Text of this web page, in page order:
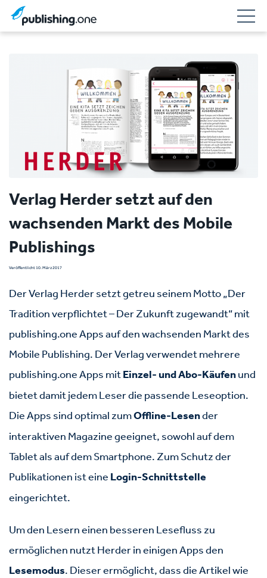
Verlag Herder setzt auf den
wachsenden Markt des Mobile
Publishings
Veröffentlicht 10. März 2017
Der Verlag Herder setzt getreu seinem Motto „Der
Tradition verpflichtet – Der Zukunft zugewandt“ mit
publishing.one Apps auf den wachsenden Markt des
Mobile Publishing. Der Verlag verwendet mehrere
publishing.one Apps mitEinzel- und Abo-Käufenund
bietet damit jedem Leser die passende Leseoption.
Die Apps sind optimal zumOffline-Lesender
interaktiven Magazine geeignet, sowohl auf dem
Tablet als auf dem Smartphone. Zum Schutz der
Publikationen ist eine Login-Schnittstelle
eingerichtet.
Um den Lesern einen besseren Lesefluss zu
ermöglichen nutzt Herder in einigen Apps den
Lesemodus. Dieser ermöglicht, dass die Artikel wie